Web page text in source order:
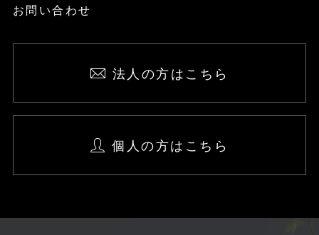
お問い合わせ
法人の方はこちら
個人の方はこちら